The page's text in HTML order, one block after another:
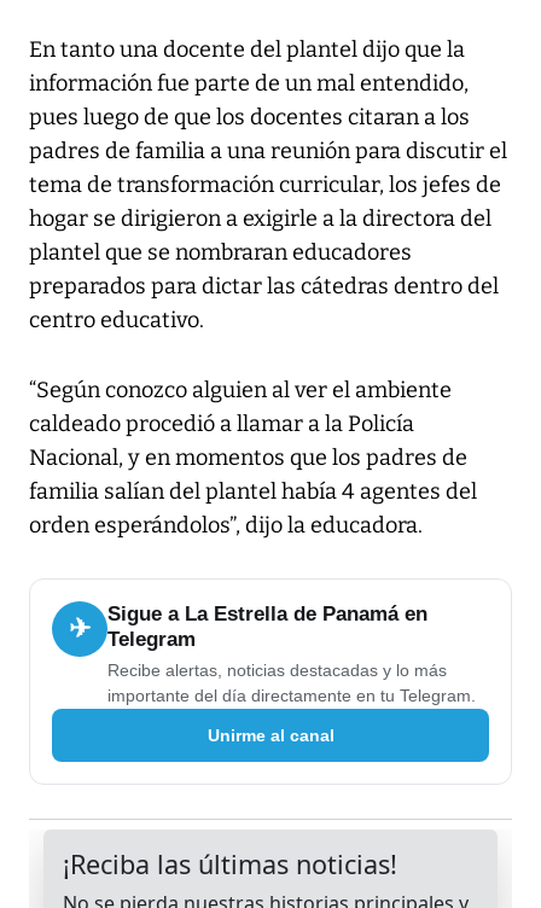
En tanto una docente del plantel dijo que la
información fue parte de un mal entendido,
pues luego de que los docentes citaran a los
padres de familia a una reunión para discutir el
tema de transformación curricular, los jefes de
hogar se dirigieron a exigirle a la directora del
plantel que se nombraran educadores
preparados para dictar las cátedras dentro del
centro educativo.
“Según conozco alguien al ver el ambiente
caldeado procedió a llamar a la Policía
Nacional, y en momentos que los padres de
familia salían del plantel había 4 agentes del
orden esperándolos”, dijo la educadora.
✈
Sigue a La Estrella de Panamá en
Telegram
Recibe alertas, noticias destacadas y lo más
importante del día directamente en tu Telegram.
Unirme al canal